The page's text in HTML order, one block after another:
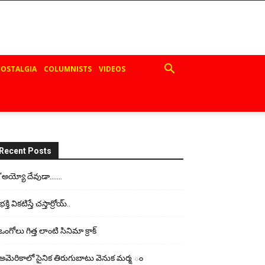
COLUMNISTS VIDEOS
Recent Posts
దేవుడా…….
విక‌టిస్తే చ‌స్తార్రోయ్‌..
గిత్త లాంటి సినిమా క్రాక్
సైనిక తిరుగుబాటు వెనుక మర్మ ం